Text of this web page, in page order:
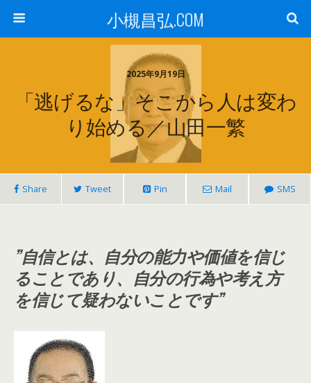
小槻昌弘.COM
2025年9月19日
「逃げるな」そこから人は変わ
り始める／山田一繁
Share Tweet Pin Mail SMS
”自信とは、自分の能力や価値を信じ
ることであり、自分の行為や考え方
を信じて疑わないことです”